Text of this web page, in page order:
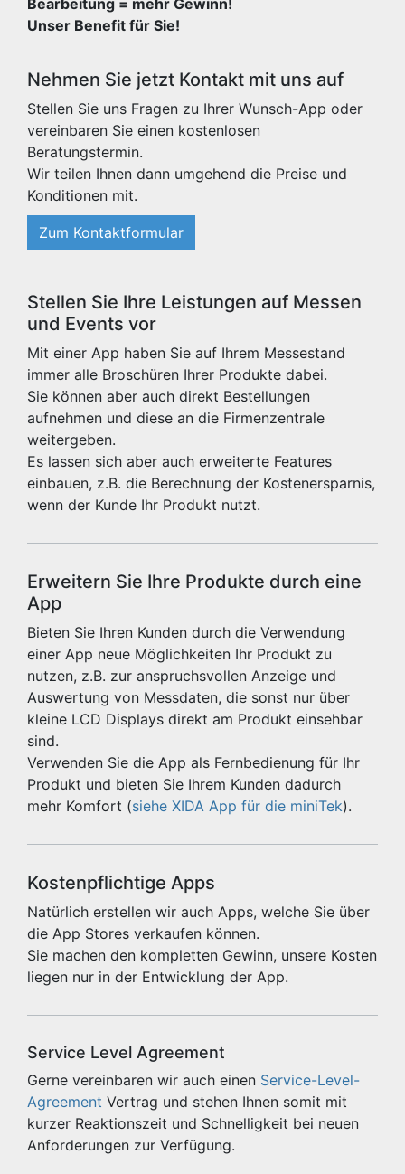
Bearbeitung = mehr Gewinn!
Unser Benefit für Sie!
Nehmen Sie jetzt Kontakt mit uns auf
Stellen Sie uns Fragen zu Ihrer Wunsch-App oder
vereinbaren Sie einen kostenlosen
Beratungstermin.
Wir teilen Ihnen dann umgehend die Preise und
Konditionen mit.
Zum Kontaktformular
Stellen Sie Ihre Leistungen auf Messen
und Events vor
Mit einer App haben Sie auf Ihrem Messestand
immer alle Broschüren Ihrer Produkte dabei.
Sie können aber auch direkt Bestellungen
aufnehmen und diese an die Firmenzentrale
weitergeben.
Es lassen sich aber auch erweiterte Features
einbauen, z.B. die Berechnung der Kostenersparnis,
wenn der Kunde Ihr Produkt nutzt.
Erweitern Sie Ihre Produkte durch eine
App
Bieten Sie Ihren Kunden durch die Verwendung
einer App neue Möglichkeiten Ihr Produkt zu
nutzen, z.B. zur anspruchsvollen Anzeige und
Auswertung von Messdaten, die sonst nur über
kleine LCD Displays direkt am Produkt einsehbar
sind.
Verwenden Sie die App als Fernbedienung für Ihr
Produkt und bieten Sie Ihrem Kunden dadurch
mehr Komfort (siehe XIDA App für die miniTek).
Kostenpflichtige Apps
Natürlich erstellen wir auch Apps, welche Sie über
die App Stores verkaufen können.
Sie machen den kompletten Gewinn, unsere Kosten
liegen nur in der Entwicklung der App.
Service Level Agreement
Gerne vereinbaren wir auch einen Service-Level-
Agreement Vertrag und stehen Ihnen somit mit
kurzer Reaktionszeit und Schnelligkeit bei neuen
Anforderungen zur Verfügung.